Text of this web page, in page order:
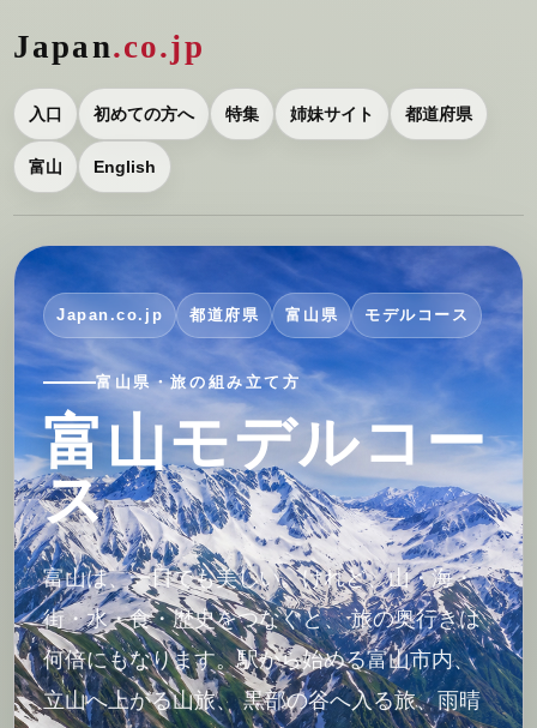
Japan.co.jp
入口 初めての方へ 特集 姉妹サイト 都道府県
富山 English
Japan.co.jp 都道府県 富山県 モデルコース
富山県・旅の組み立て方
富山モデルコー
ス
富山は、一日でも美しい。けれど、山・海・
街・水・食・歴史をつなぐと、 旅の奥行きは
何倍にもなります。駅から始める富山市内、
立山へ上がる山旅、 黒部の谷へ入る旅、雨晴